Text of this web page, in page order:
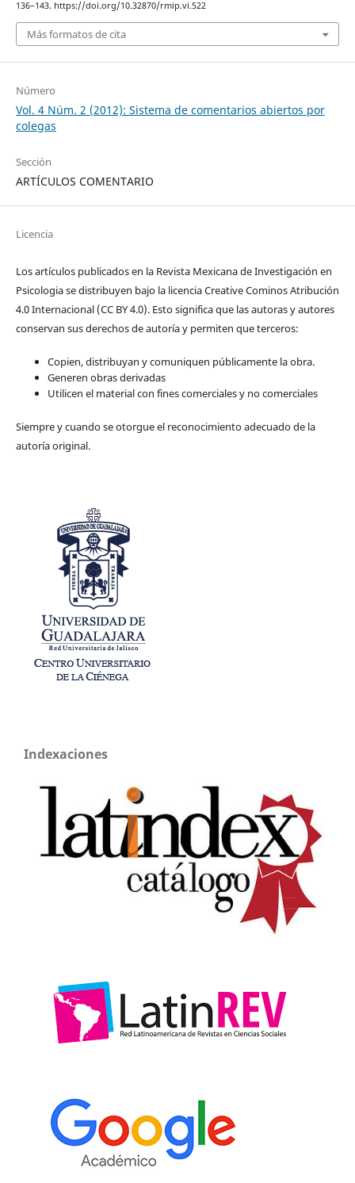
136–143. https://doi.org/10.32870/rmip.vi.522
Más formatos de cita
Número
Vol. 4 Núm. 2 (2012): Sistema de comentarios abiertos por
colegas
Sección
ARTÍCULOS COMENTARIO
Licencia
Los artículos publicados en la Revista Mexicana de Investigación en
Psicologia se distribuyen bajo la licencia Creative Cominos Atribución
4.0 Internacional (CC BY 4.0). Esto significa que las autoras y autores
conservan sus derechos de autoría y permiten que terceros:
Copien, distribuyan y comuniquen públicamente la obra.
Generen obras derivadas
Utilicen el material con fines comerciales y no comerciales
Siempre y cuando se otorgue el reconocimiento adecuado de la
autoría original.
Indexaciones